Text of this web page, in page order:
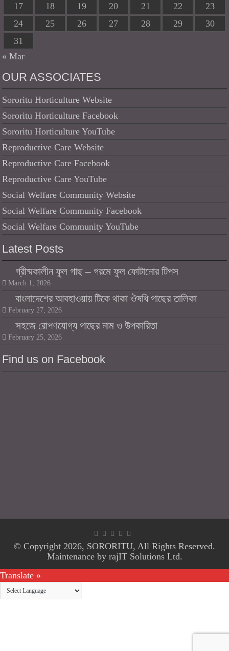
17
18 19 20 21 22
23
24
25 26 27 28 29
30
31
« Mar
OUR ASSOCIATES
Sororitu Horticulture Website
Sororitu Horticulture Facebook
Sororitu Horticulture YouTube
Reproductive Care Website
Reproductive Care Facebook
Reproductive Care YouTube
Social Welfare Community Website
Social Welfare Community Facebook
Social Welfare Community YouTube
Latest Posts
গ্রীষ্মকালীন ফুল গাছ – গরমে ফুল ফোটানোর টিপস
March 1, 2026
বাংলাদেশের আবহাওয়ায় টিকে থাকা ঔষধি গাছের তালিকা
February 27, 2026
সহজে রোপণযোগ্য গাছের নাম ও উপকারিতা
February 25, 2026
Find us on Facebook
© Copyright 2026, SORORITU, All Rights Reserved.
Maintenance by rajIT Solutions Ltd.
Translate »